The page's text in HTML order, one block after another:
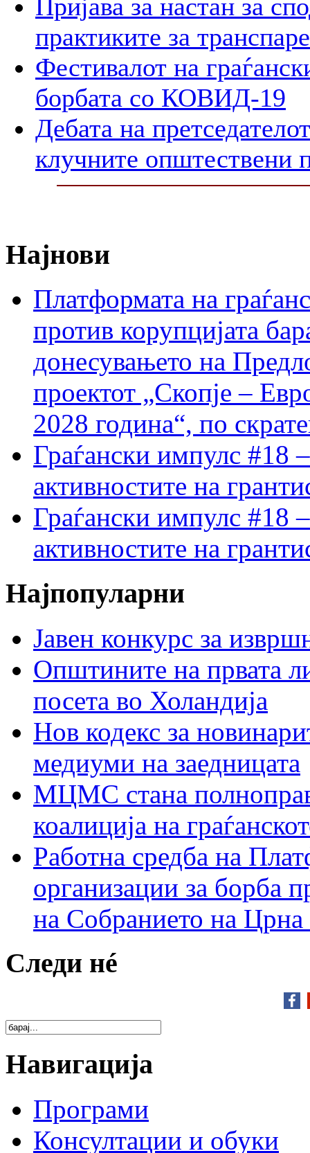
Пријава за настан за
практиките за
Фестивалот на
борбата со КОВИД-19
Дебата на
клучните општествени
Најнови
Платформата на
против корупцијата
донесувањето на
проектот „Скопје –
2028 година“, по
Граѓански импулс #18
активностите на
Граѓански импулс #18
активностите на
Најпопуларни
Јавен конкурс за
Општините на првата
посета во Холандија
Нов кодекс за
медиуми на заедницата
МЦМС стана
коалиција на
Работна средба на
организации за борба
на Собранието на Црна
Следи нé
Навигација
Програми
Консултации и обуки